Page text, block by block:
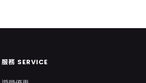
服務 SERVICE